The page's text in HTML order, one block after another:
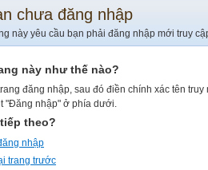
chưa đăng nhập
này yêu cầu bạn phải đăng nhập mới truy
này như thế nào?
đăng nhập, sau đó điền chính xác tên
"Đăng nhập" ở phía dưới.
theo?
nhập
trang trước